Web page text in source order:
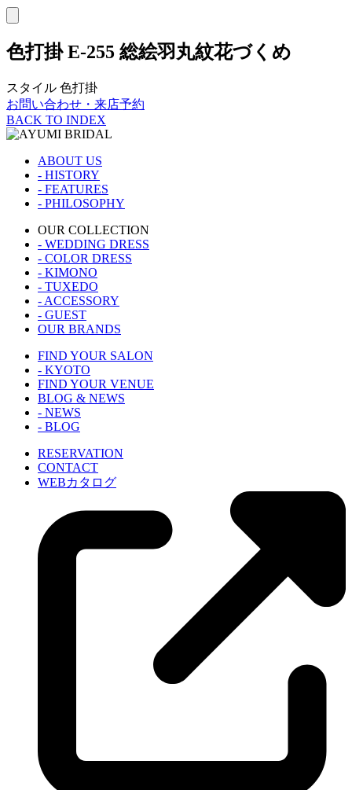
色打掛 E-255 総絵羽丸紋花づくめ
スタイル 色打掛
お問い合わせ・来店予約
BACK TO INDEX
ABOUT US
- HISTORY
- FEATURES
- PHILOSOPHY
OUR COLLECTION
- WEDDING DRESS
- COLOR DRESS
- KIMONO
- TUXEDO
- ACCESSORY
- GUEST
OUR BRANDS
FIND YOUR SALON
- KYOTO
FIND YOUR VENUE
BLOG & NEWS
- NEWS
- BLOG
RESERVATION
CONTACT
WEBカタログ